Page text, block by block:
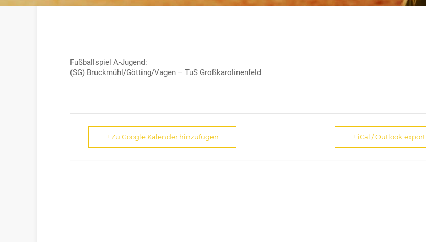
Fußballspiel A-Jugend:
(SG) Bruckmühl/Götting/Vagen – TuS Großkarolinenfeld
+ Zu Google Kalender hinzufügen + iCal / Outlook export